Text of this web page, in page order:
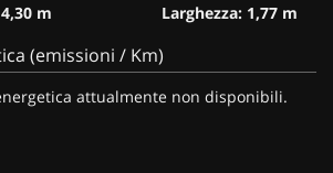
m Larghezza: 1,77 m
(emissioni / Km)
attualmente non disponibili.